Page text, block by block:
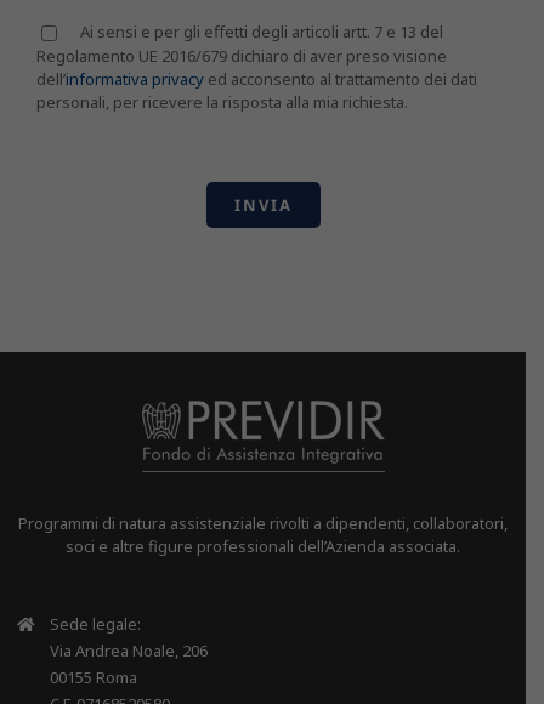
Ai sensi e per gli effetti degli articoli artt. 7 e 13 del
Regolamento UE 2016/679 dichiaro di aver preso visione
dell’informativa privacy ed acconsento al trattamento dei dati
personali, per ricevere la risposta alla mia richiesta.
Programmi di natura assistenziale rivolti a dipendenti, collaboratori,
soci e altre figure professionali dell’Azienda associata.
Sede legale:
Via Andrea Noale, 206
00155 Roma